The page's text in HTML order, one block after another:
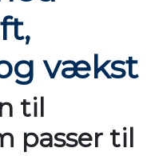
vækst
til
passer til